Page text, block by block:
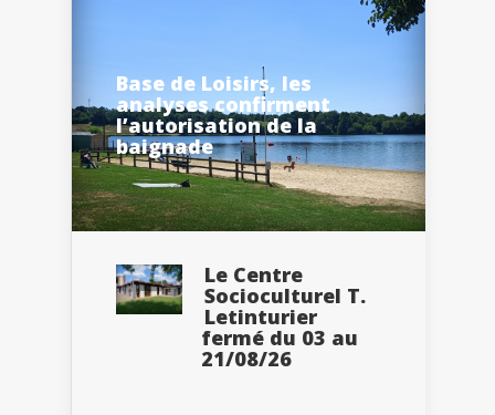
Base de Loisirs, les
analyses confirment
l’autorisation de la
baignade
Le Centre
Socioculturel T.
Letinturier
fermé du 03 au
21/08/26